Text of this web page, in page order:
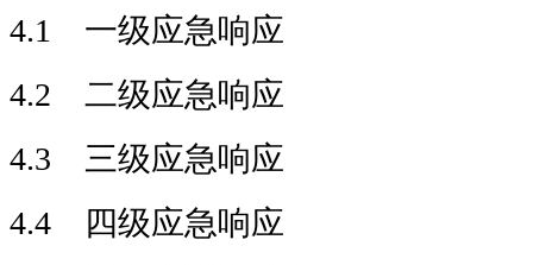
4.1 一级应急响应
4.2 二级应急响应
4.3 三级应急响应
4.4 四级应急响应